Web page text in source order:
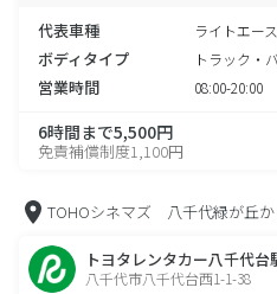
代表車種 ライトエー
ボディタイプ トラック・
営業時間 08:00-20:00
6時間まで5,500円
免責補償制度1,100円
TOHOシネマズ 八千代緑が丘か
トヨタレンタカー八千代台
八千代市八千代台西1-1-38